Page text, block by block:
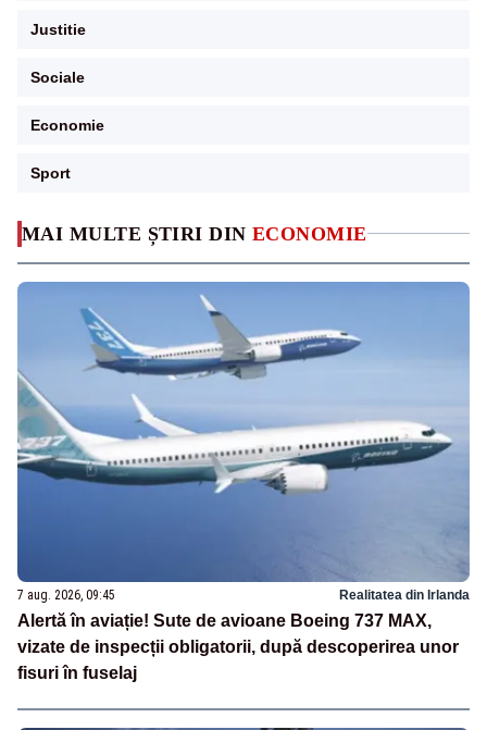
MAI MULTE ȘTIRI DIN ECONOMIE
7 aug. 2026, 09:45 Realitatea din Irlanda
Alertă în aviație! Sute de avioane Boeing 737 MAX,
vizate de inspecții obligatorii, după descoperirea unor
fisuri în fuselaj
Justitie
Sociale
Economie
Sport